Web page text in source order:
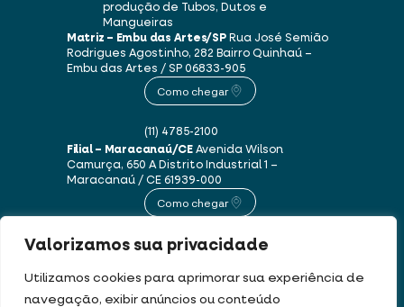
Valorizamos sua privacidade
Utilizamos cookies para aprimorar sua experiência de
navegação, exibir anúncios ou conteúdo
produção de Tubos, Dutos e
Mangueiras
Matriz – Embu das Artes/SPRua José Semião
Rodrigues Agostinho, 282 Bairro Quinhaú –
Embu das Artes / SP06833-905
Como chegar
(11) 4785-2100
Filial – Maracanaú/CEAvenida Wilson
Camurça, 650 ADistrito Industrial 1 –
Maracanaú / CE61939-000
Como chegar
(85) 3250-1235